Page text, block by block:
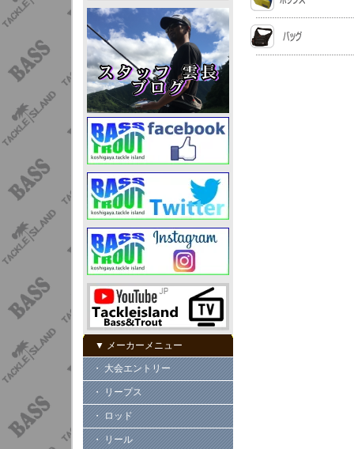
▼ メーカーメニュー
・ 大会エントリー
・ リープス
・ ロッド
・ リール